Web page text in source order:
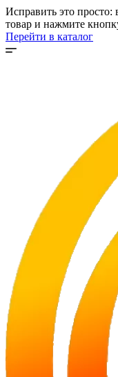
Исправить это
товар и нажмите
Перейти в каталог